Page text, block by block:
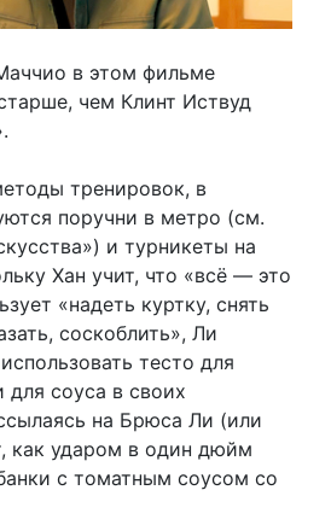
в этом фильме
чем Клинт Иствуд
тренировок, в
поручни в метро (см.
и турникеты на
Хан учит, что «всё — это
«надеть куртку, снять
соскоблить», Ли
тесто для
соуса в своих
на Брюса Ли (или
как ударом в один дюйм
с томатным соусом со